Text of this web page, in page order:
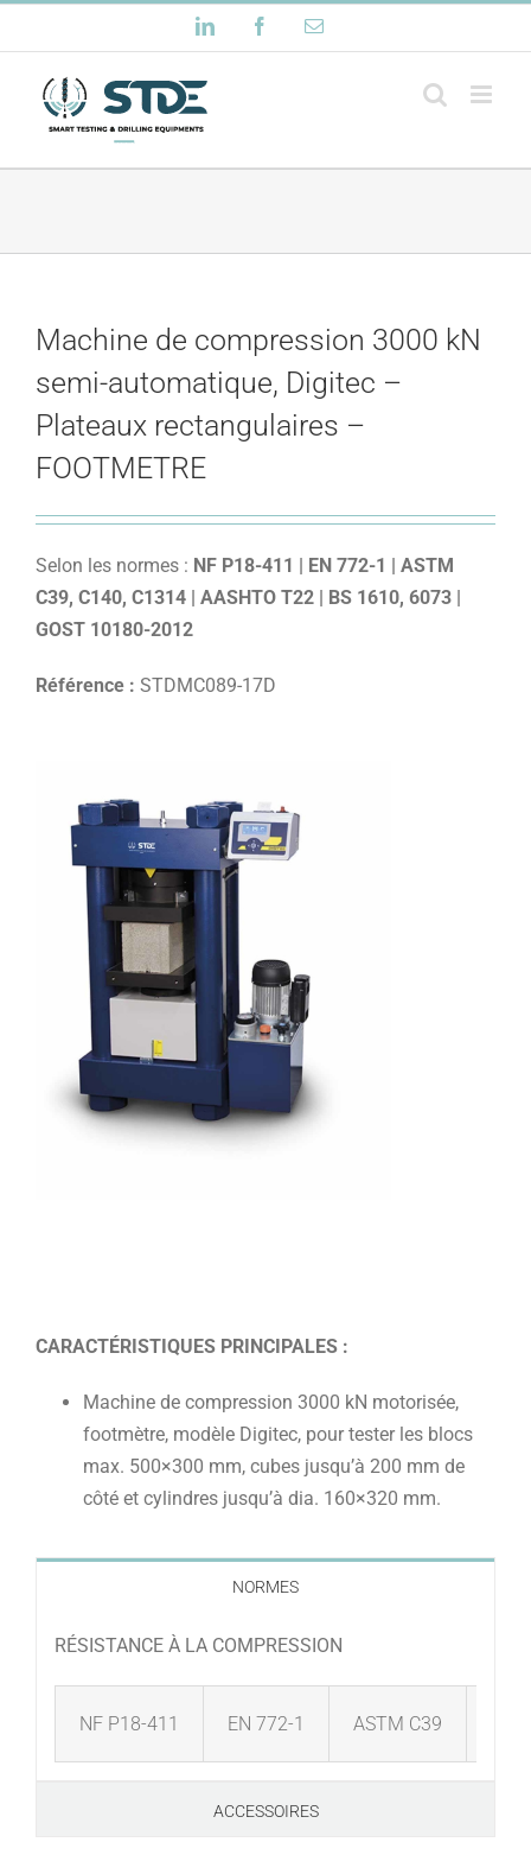
au
contenu
LinkedIn FacebookEmail
Machine de compression 3000 kN
semi-automatique, Digitec –
Plateaux rectangulaires –
FOOTMETRE
Selon les normes : NF P18-411 | EN 772-1 | ASTM
C39, C140, C1314 | AASHTO T22 | BS 1610, 6073 |
GOST 10180-2012
Référence : STDMC089-17D
CARACTÉRISTIQUES PRINCIPALES :
Machine de compression 3000 kN motorisée,
footmètre, modèle Digitec, pour tester les blocs
max. 500×300 mm, cubes jusqu’à 200 mm de
côté et cylindres jusqu’à dia. 160×320 mm.
NORMES
RÉSISTANCE À LA COMPRESSION
NF P18-411 EN 772-1 ASTM C39
ACCESSOIRES